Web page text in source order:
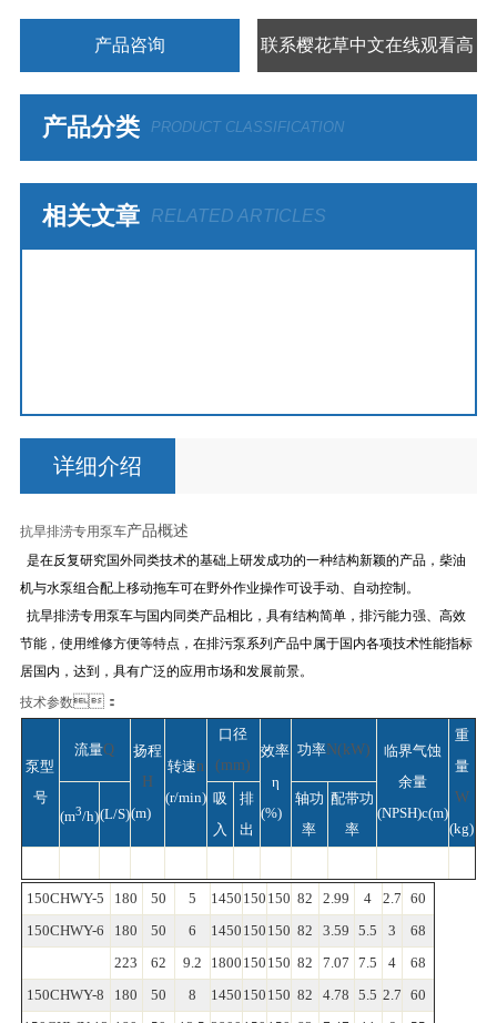
产品咨询 联系樱花草中文在线观看高
清视频
产品分类 PRODUCT CLASSIFICATION
相关文章 RELATED ARTICLES
详细介绍
抗旱排涝专用泵车产品概述
是在反复研究国外同类技术的基础上研发成功的一种结构新颖的产品，柴油
机与水泵组合配上移动拖车可在野外作业操作可设手动、自动控制。
抗旱排涝专用泵车与国内同类产品相比，具有结构简单，排污能力强、高效
节能，使用维修方便等特点，在排污泵系列产品中属于国内各项技术性能指标
居国内，达到，具有广泛的应用市场和发展前景。
技术参数：
泵型
号
流量Q
扬程
H
(m)
转速n
(r/min)
口径
(mm)
效率
η
(%)
功率N(kW)
临界气蚀
余量
(NPSH)c(m)
重
量
W
(kg)
(m3/h)(L/S)
吸
入
排
出
轴功
率
配带功
率
150CHWY-5 180 50 5 1450 150 150 82 2.99 4 2.7 60
150CHWY-6
180 50 6 1450 150 150 82 3.59 5.5 3
68
223
62 9.2 1800 150 150 82 7.07 7.5 4
68
150CHWY-8
180 50 8 1450 150 150 82 4.78 5.5 2.7 60